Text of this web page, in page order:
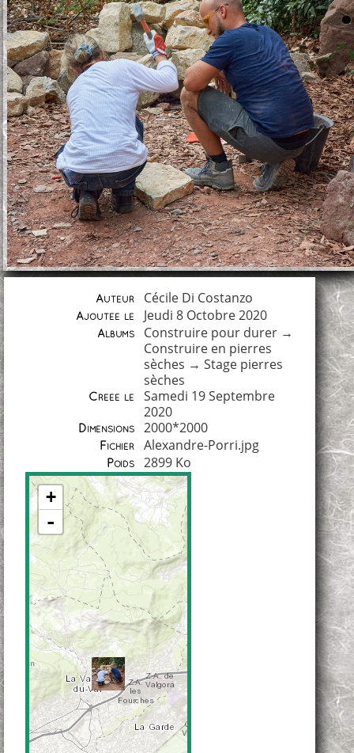
Auteur Cécile Di Costanzo
Ajoutée le Jeudi 8 Octobre 2020
Albums Construire pour durer→
Construire en pierres
sèches → Stage pierres
sèches
Créée le
Samedi 19 Septembre
2020
Dimensions 2000*2000
Fichier Alexandre-Porri.jpg
Poids 2899 Ko
+
-